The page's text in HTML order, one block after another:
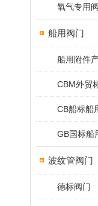
氧气专用
船用阀门
船用附件
CBM外贸
CB船标船
GB国标船
波纹管阀门
德标阀门